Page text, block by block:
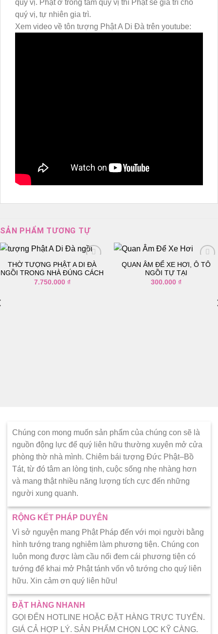
quý vị. Phật ở trong tâm quý vị thì Phật sẽ gia trì cho
quý vị, tự nhiên gia trì.
Xem video về tôn tượng Phật A Di Đà trên youtube:
SẢN PHẨM TƯƠNG TỰ
THỜ TƯỢNG PHẬT A DI ĐÀ
NGỒI TRONG NHÀ ĐÚNG CÁCH
7.750.000 ₫
QUAN ÂM ĐỂ XE HƠI, Ô TÔ
NGỒI TỰ TẠI
300.000 ₫
Chúng con mong muốn sản phẩm của chúng con sẽ là
nguồn động lực để quý liên hữu thường xuyên mở cửa
phòng thờ nhà mình. Chiêm bái tượng Đức Phật–Bồ
Tát, từ đó tâm an lòng tịnh, cuộc sống nhẹ nhàng hơn
và mang thật nhiều năng lượng tích cực đến những
người xung quanh.
RỘNG KẾT PHÁP DUYÊN
Vì sở nguyện mang Phật Pháp đến với mọi người bằng
hình tướng trang nghiêm làm phương tiện. Chúng con
luôn mong được làm cầu nối đem cái phương tiện có
tướng để khai mở Phật tánh vốn vô tướng cho quý liên
hữu. Xin cảm ơn quý liên hữu!
ĐẶT HÀNG NHANH
GỌI ĐẾN HOTLINE HOẶC ĐẶT HÀNG TRỰC TUYẾN.
GIÁ CẢ HỢP LÝ. SẢN PHẨM CHỌN LỌC KỸ CÀNG.